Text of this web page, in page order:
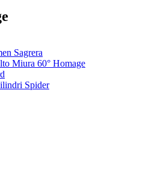
Sagrera
Miura 60° Homage
Spider